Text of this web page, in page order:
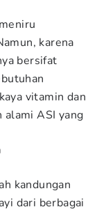
karena
bersifat
vitamin dan
alami ASI yang
kandungan
dari berbagai